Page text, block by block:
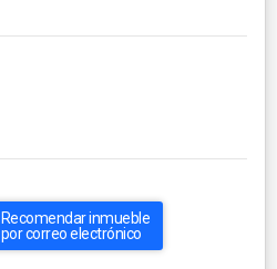
Recomendar inmueble
por correo electrónico